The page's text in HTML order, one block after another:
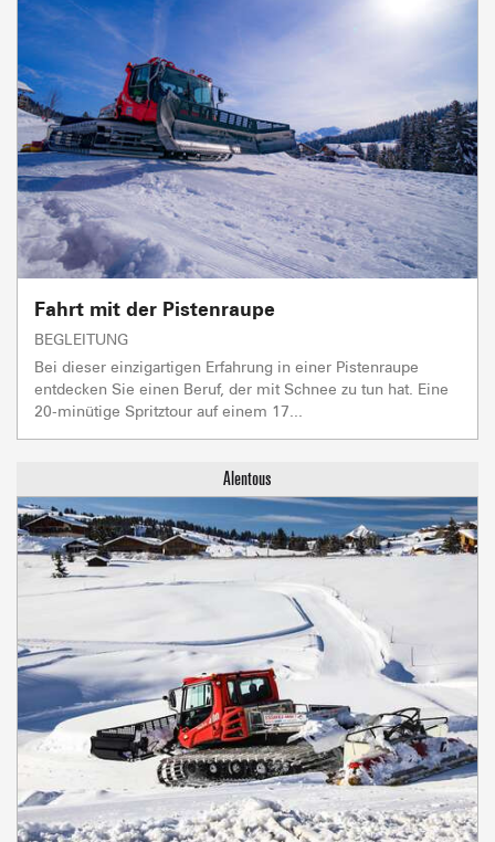
Fahrt mit der Pistenraupe
BEGLEITUNG
Bei dieser einzigartigen Erfahrung in einer Pistenraupe
entdecken Sie einen Beruf, der mit Schnee zu tun hat. Eine
20-minütige Spritztour auf einem 17...